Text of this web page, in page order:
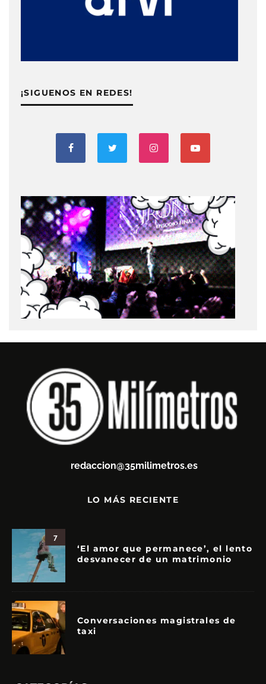
¡SIGUENOS EN REDES!
redaccion@35milimetros.es
LO MÁS RECIENTE
7
‘El amor que permanece’, el lento
desvanecer de un matrimonio
Conversaciones magistrales de
taxi